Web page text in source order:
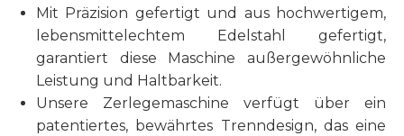
Mit Präzision gefertigt und aus hochwertigem,
lebensmittelechtem Edelstahl gefertigt,
garantiert diese Maschine außergewöhnliche
Leistung und Haltbarkeit.
Unsere Zerlegemaschine verfügt über ein
patentiertes, bewährtes Trenndesign, das eine